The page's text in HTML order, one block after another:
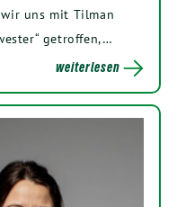
uns mit Tilman
getroffen,…
weiterlesen